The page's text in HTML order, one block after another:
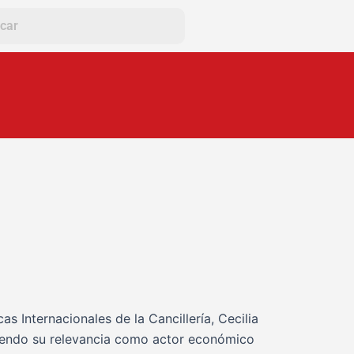
Internacionales de la Cancillería, Cecilia
su relevancia como actor económico